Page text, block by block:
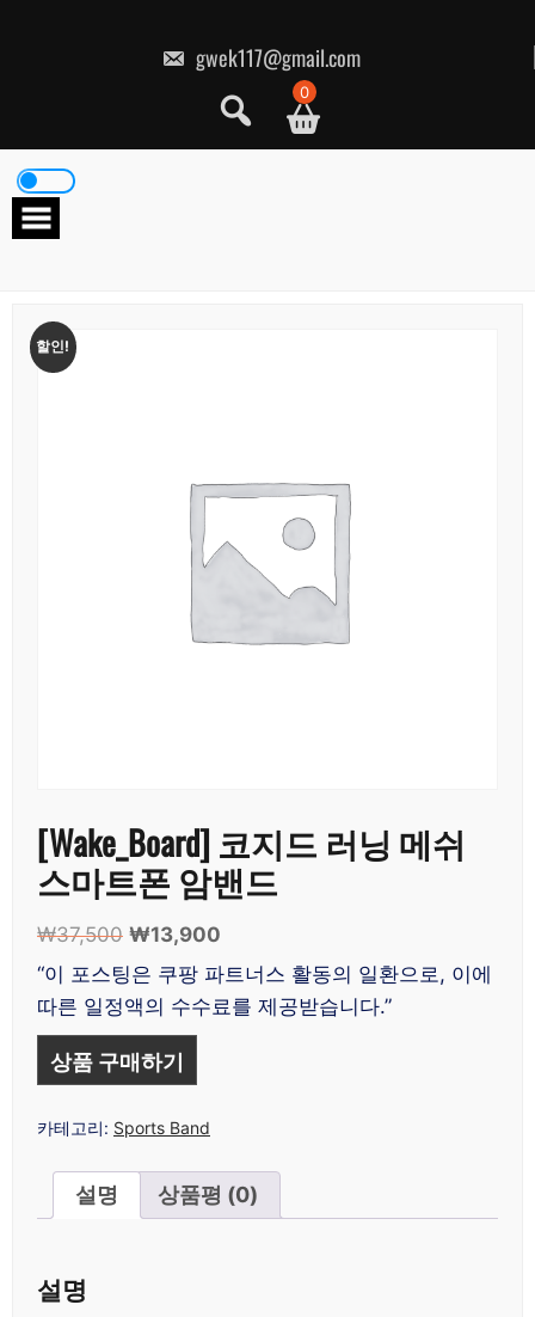
gwek117@gmail.com
0
할인!
[Wake_Board] 코지드 러닝 메쉬
스마트폰 암밴드
₩37,500 원
래
가
격:
₩37,500.
₩13,900
재
가
격:
“이 포스팅은 쿠팡 파트너스 활동의 일환으로, 이에
따른 일정액의 수수료를 제공받습니다.”
상품 구매하기
카테고리: Sports Band
설명 상품평 (0)
설명